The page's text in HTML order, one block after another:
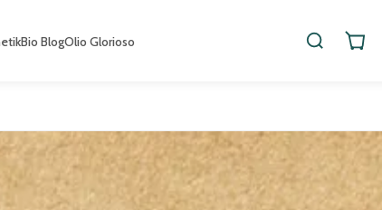
Bio BlogOlio Glorioso